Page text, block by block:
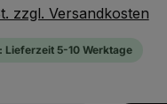
zzgl. Versandkosten
5-10 Werktage